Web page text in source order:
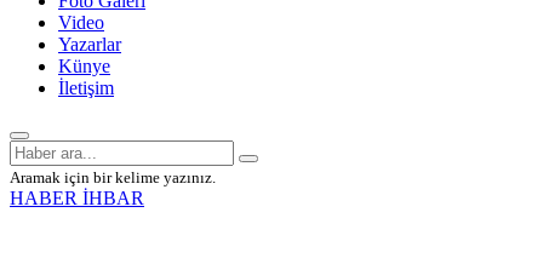
Video
Yazarlar
Künye
İletişim
Aramak için bir kelime yazınız.
HABER İHBAR